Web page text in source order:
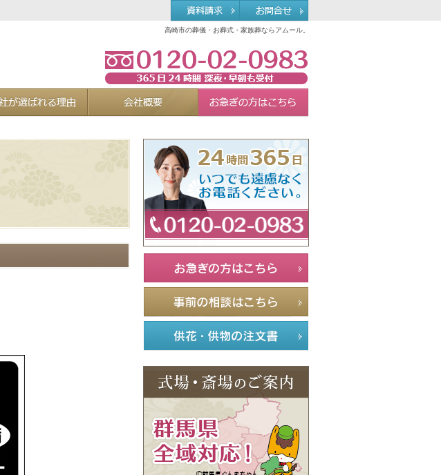
高崎市の葬儀・お葬式・家族葬ならアムール。